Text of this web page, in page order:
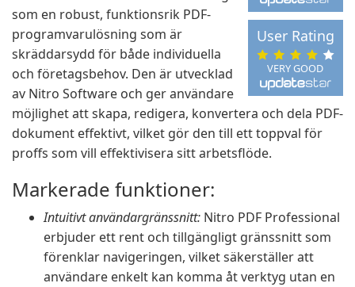
VERY GOOD
User Rating
som en robust, funktionsrik PDF-
programvarulösning som är
skräddarsydd för både individuella
och företagsbehov. Den är utvecklad
av Nitro Software och ger användare
möjlighet att skapa, redigera, konvertera och dela PDF-
dokument effektivt, vilket gör den till ett toppval för
proffs som vill effektivisera sitt arbetsflöde.
Markerade funktioner:
Intuitivt användargränssnitt: Nitro PDF Professional
erbjuder ett rent och tillgängligt gränssnitt som
förenklar navigeringen, vilket säkerställer att
användare enkelt kan komma åt verktyg utan en